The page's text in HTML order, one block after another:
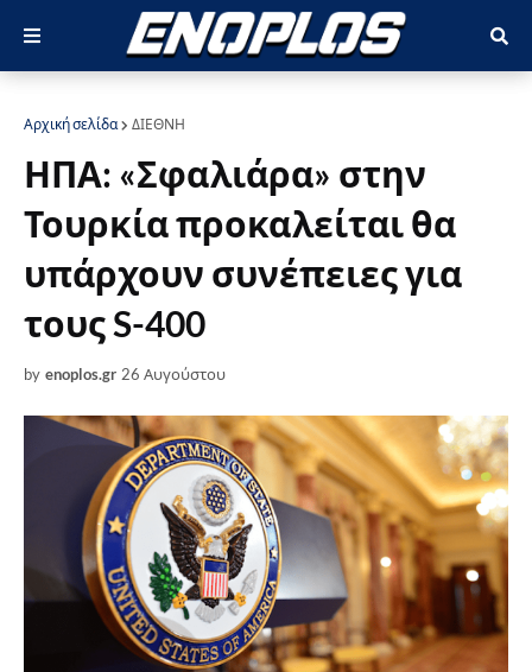
Αρχική σελίδα ΔΙΕΘΝΗ
ΗΠΑ: «Σφαλιάρα» στην
Τουρκία προκαλείται θα
υπάρχουν συνέπειες για
τους S-400
by enoplos.gr 26 Αυγούστου